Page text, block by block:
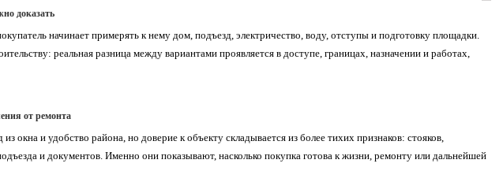
доказать
начинает примерять к нему дом, подъезд, электричество, воду, отступы и подготовку площадки.
реальная разница между вариантами проявляется в доступе, границах, назначении и работах,
от ремонта
окна и удобство района, но доверие к объекту складывается из более тихих признаков: стояков,
и документов. Именно они показывают, насколько покупка готова к жизни, ремонту или дальнейшей